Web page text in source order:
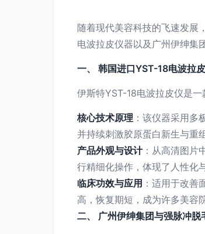
随着现代美容科技的飞速发展
电波拉皮仪器以及广州伊绅集
一、 韩国进口YST-18电波拉
伊斯特YST-18电波拉皮仪是
核心技术原理 ：该仪器采用
并持续刺激胶原蛋白新生与重
产品外观与设计：从高清图片
行精细化操作，体现了人性化
临床功效与应用 ：适用于改
高，恢复期短，成为许多美容
二、 广州伊绅集团与强脉冲